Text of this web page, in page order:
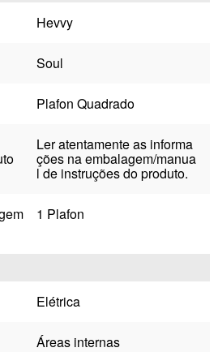
Hevvy
Soul
Plafon Quadrado
Ler atentamente as informa
ções na embalagem/manua
l de instruções do produto.
1 Plafon
Elétrica
Áreas internas